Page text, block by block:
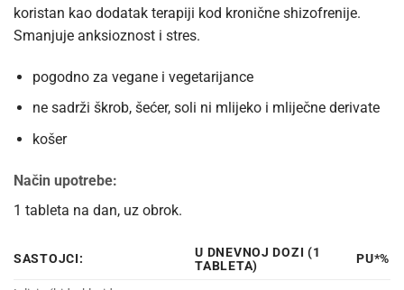
koristan kao dodatak terapiji kod kronične shizofrenije.
Smanjuje anksioznost i stres.
pogodno za vegane i vegetarijance
ne sadrži škrob, šećer, soli ni mlijeko i mliječne derivate
košer
Način upotrebe:
1 tableta na dan, uz obrok.
SASTOJCI:
U DNEVNOJ DOZI (1
TABLETA)
PU*%